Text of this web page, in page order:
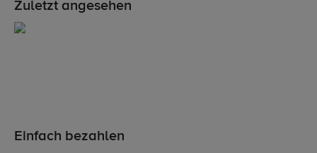
Zuletzt angesehen
Einfach bezahlen